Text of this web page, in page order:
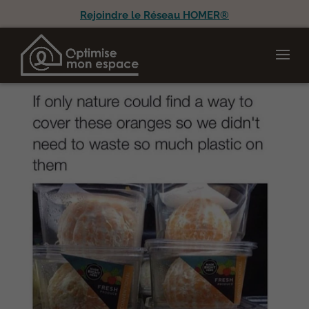
Rejoindre le Réseau HOMER®